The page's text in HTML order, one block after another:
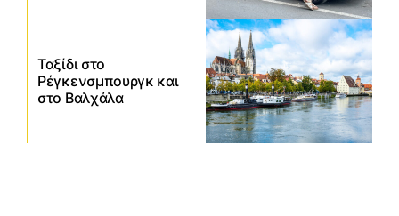
Ταξίδι στο
Ρέγκενσμπουργκ και
στο Βαλχάλα